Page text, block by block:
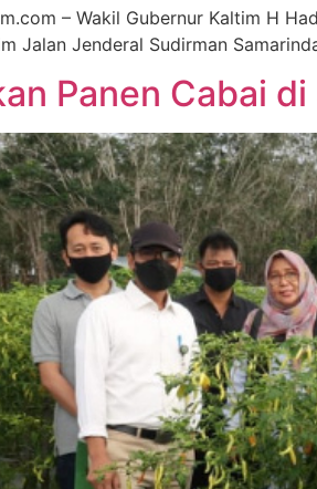
– Wakil Gubernur Kaltim H
Jalan Jenderal Sudirman
Panen Cabai